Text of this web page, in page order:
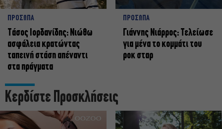
ΠΡΟΣΩΠΑ
Tάσος Ιορδανίδης: Νιώθω
ασφάλεια κρατώντας
ταπεινή στάση απέναντι
στα πράγματα
ΠΡΟΣΩΠΑ
Γιάννης Νιάρρος: Τελείωσε
για μένα το κομμάτι του
ροκ σταρ
Κερδίστε Προσκλήσεις